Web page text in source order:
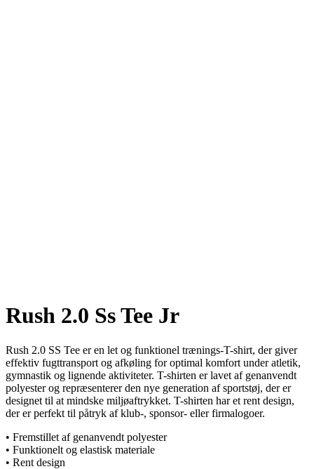
Rush 2.0 Ss Tee Jr
Rush 2.0 SS Tee er en let og funktionel trænings-T-shirt, der giver
effektiv fugttransport og afkøling for optimal komfort under atletik,
gymnastik og lignende aktiviteter. T-shirten er lavet af genanvendt
polyester og repræsenterer den nye generation af sportstøj, der er
designet til at mindske miljøaftrykket. T-shirten har et rent design,
der er perfekt til påtryk af klub-, sponsor- eller firmalogoer.
• Fremstillet af genanvendt polyester
• Funktionelt og elastisk materiale
• Rent design